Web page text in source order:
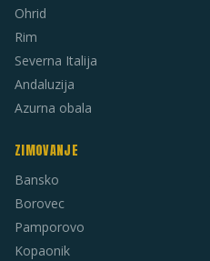
Ohrid
Rim
Severna Italija
Andaluzija
Azurna obala
ZIMOVANJE
Bansko
Borovec
Pamporovo
Kopaonik